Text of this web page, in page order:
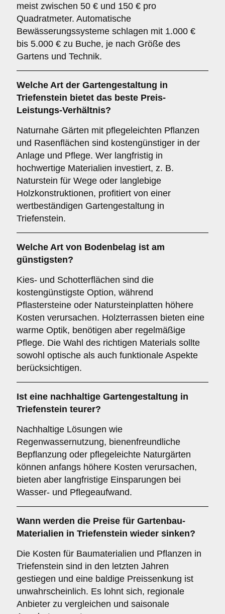
meist zwischen 50 € und 150 € pro
Quadratmeter. Automatische
Bewässerungssysteme schlagen mit 1.000 €
bis 5.000 € zu Buche, je nach Größe des
Gartens und Technik.
Welche Art der Gartengestaltung in
Triefenstein bietet das beste Preis-
Leistungs-Verhältnis?
Naturnahe Gärten mit pflegeleichten Pflanzen
und Rasenflächen sind kostengünstiger in der
Anlage und Pflege. Wer langfristig in
hochwertige Materialien investiert, z. B.
Naturstein für Wege oder langlebige
Holzkonstruktionen, profitiert von einer
wertbeständigen Gartengestaltung in
Triefenstein.
Welche Art von Bodenbelag ist am
günstigsten?
Kies- und Schotterflächen sind die
kostengünstigste Option, während
Pflastersteine oder Natursteinplatten höhere
Kosten verursachen. Holzterrassen bieten eine
warme Optik, benötigen aber regelmäßige
Pflege. Die Wahl des richtigen Materials sollte
sowohl optische als auch funktionale Aspekte
berücksichtigen.
Ist eine nachhaltige Gartengestaltung in
Triefenstein teurer?
Nachhaltige Lösungen wie
Regenwassernutzung, bienenfreundliche
Bepflanzung oder pflegeleichte Naturgärten
können anfangs höhere Kosten verursachen,
bieten aber langfristige Einsparungen bei
Wasser- und Pflegeaufwand.
Wann werden die Preise für Gartenbau-
Materialien in Triefenstein wieder sinken?
Die Kosten für Baumaterialien und Pflanzen in
Triefenstein sind in den letzten Jahren
gestiegen und eine baldige Preissenkung ist
unwahrscheinlich. Es lohnt sich, regionale
Anbieter zu vergleichen und saisonale